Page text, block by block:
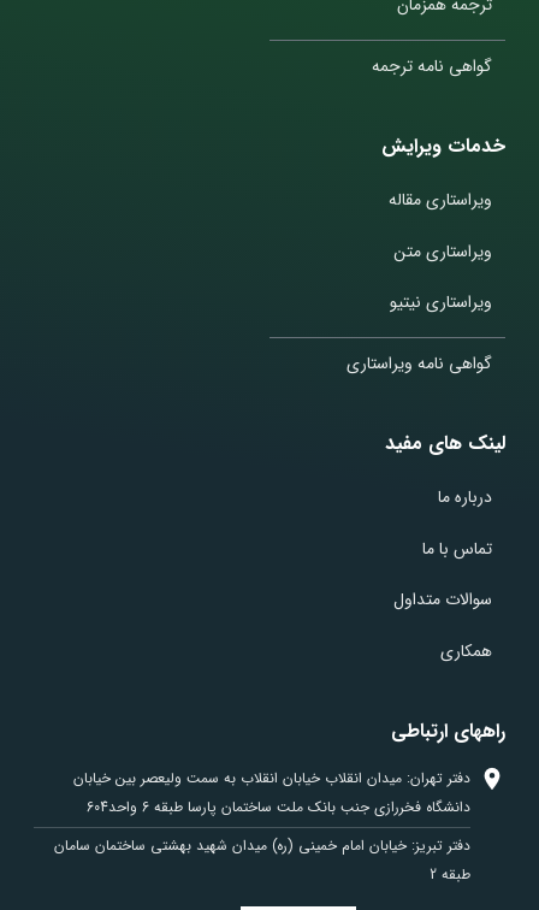
گواهی نامه ترجمه
خدمات ویرایش
ویراستاری مقاله
ویراستاری متن
ویراستاری نیتیو
گواهی نامه ویراستاری
لینک های مفید
درباره ما
تماس با ما
سوالات متداول
همکاری
راههای ارتباطی
دفتر تهران: میدان انقلاب خیابان انقلاب به سمت ولیعصر بین خیابان
دانشگاه فخررازی جنب بانک ملت ساختمان پارسا طبقه 6 واحد604
دفتر تبریز: خیابان امام خمینی (ره) میدان شهید بهشتی ساختمان سامان
طبقه 2